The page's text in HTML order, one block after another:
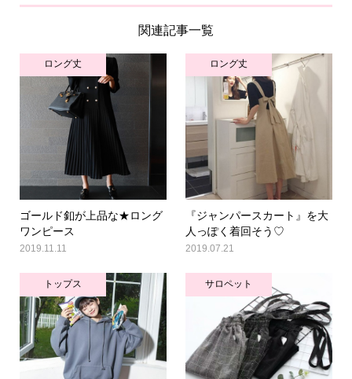
関連記事一覧
ロング丈
ゴールド釦が上品な★ロング
ワンピース
2019.11.11
ロング丈
『ジャンパースカート』を大
人っぽく着回そう♡
2019.07.21
トップス サロペット